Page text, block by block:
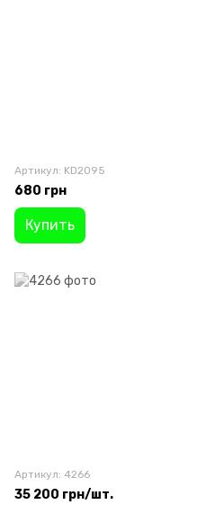
Артикул: KD2095
680 грн
Купить
Артикул: 4266
35 200 грн/шт.